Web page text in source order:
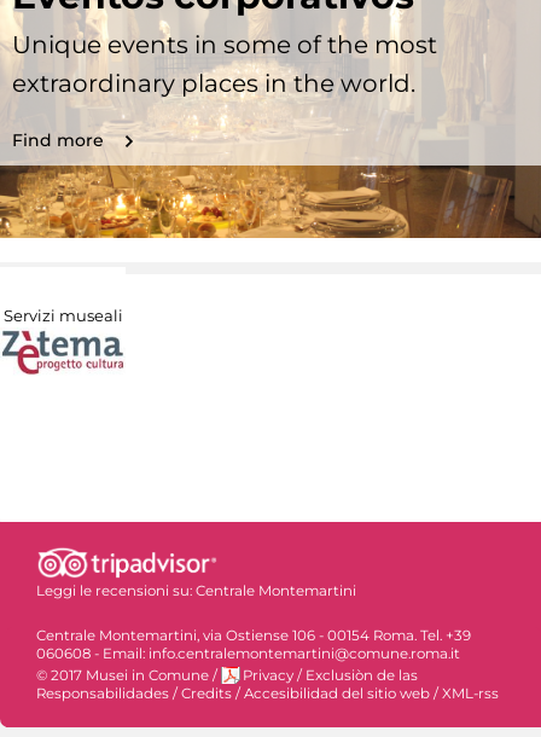
Unique events in some of the most
extraordinary places in the world.
Find more
Servizi museali
Leggi le recensioni su: Centrale Montemartini
Centrale Montemartini, via Ostiense 106 - 00154 Roma. Tel. +39
060608 - Email: info.centralemontemartini@comune.roma.it
© 2017 Musei in Comune / Privacy / Exclusiòn de las
Responsabilidades / Credits / Accesibilidad del sitio web / XML-rss